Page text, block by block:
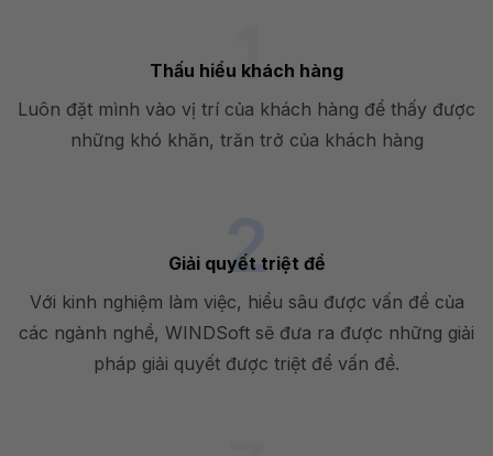
Thấu hiểu khách hàng
Luôn đặt mình vào vị trí của khách hàng để thấy được
những khó khăn, trăn trở của khách hàng
Giải quyết triệt để
Với kinh nghiệm làm việc, hiểu sâu được vấn đề của
các ngành nghề, WINDSoft sẽ đưa ra được những giải
pháp giải quyết được triệt để vấn đề.